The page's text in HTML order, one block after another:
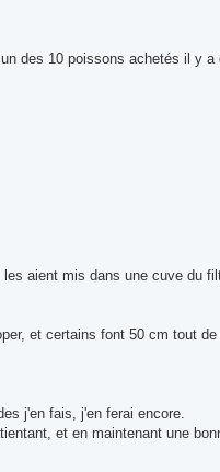
des 10 poissons achetés il y a
aient mis dans une cuve du
et certains font 50 cm tout de
j'en fais, j'en ferai encore.
et en maintenant une